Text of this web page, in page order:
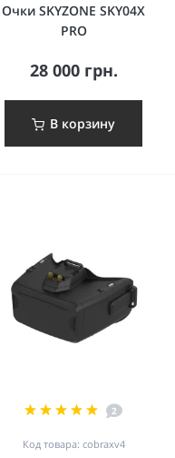
Очки SKYZONE SKY04X
PRO
28 000 грн.
В корзину
2
Код товара: cobraxv4